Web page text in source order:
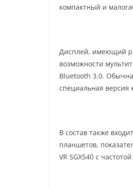
компактный и
Дисплей, имеющий
возможности
Bluеtооth 3.0.
специальная версия
В состав также
планшетов,
VR SGX540 с